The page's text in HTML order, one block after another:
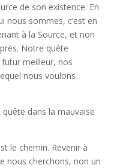
de son existence. En
nous sommes, c’est en
à la Source, et non
Notre quête
meilleur, nos
nous voulons
dans la mauvaise
le chemin. Revenir à
nous cherchons, non un